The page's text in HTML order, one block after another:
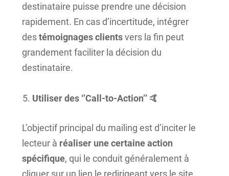
destinataire puisse prendre une décision
rapidement. En cas d’incertitude, intégrer
destémoignages clientsvers la fin peut
grandement faciliter la décision du
destinataire.
Utiliser des ‘’Call-to-Action’’ 🤙
L’objectif principal du mailing est d’inciter le
lecteur à réaliser une certaine action
spécifique, qui le conduit généralement à
cliquer sur un lien le redirigeant vers le site